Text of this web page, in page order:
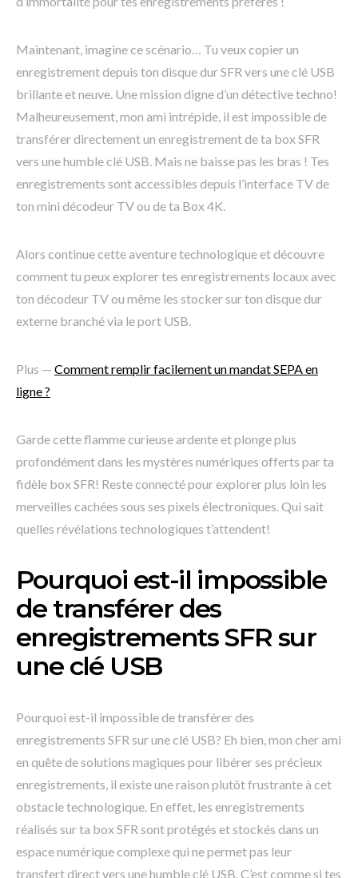
Maintenant, imagine ce scénario… Tu veux copier un
enregistrement depuis ton disque dur SFR vers une clé USB
brillante et neuve. Une mission digne d’un détective techno!
Malheureusement, mon ami intrépide, il est impossible de
transférer directement un enregistrement de ta box SFR
vers une humble clé USB. Mais ne baisse pas les bras ! Tes
enregistrements sont accessibles depuis l’interface TV de
ton mini décodeur TV ou de ta Box 4K.
Alors continue cette aventure technologique et découvre
comment tu peux explorer tes enregistrements locaux avec
ton décodeur TV ou même les stocker sur ton disque dur
externe branché via le port USB.
Plus — Comment remplir facilement un mandat SEPA en
ligne ?
Garde cette flamme curieuse ardente et plonge plus
profondément dans les mystères numériques offerts par ta
fidèle box SFR! Reste connecté pour explorer plus loin les
merveilles cachées sous ses pixels électroniques. Qui sait
quelles révélations technologiques t’attendent!
Pourquoi est-il impossible
de transférer des
enregistrements SFR sur
une clé USB
Pourquoi est-il impossible de transférer des
enregistrements SFR sur une clé USB? Eh bien, mon cher ami
en quête de solutions magiques pour libérer ses précieux
enregistrements, il existe une raison plutôt frustrante à cet
obstacle technologique. En effet, les enregistrements
réalisés sur ta box SFR sont protégés et stockés dans un
espace numérique complexe qui ne permet pas leur
transfert direct vers une humble clé USB. C’est comme si tes